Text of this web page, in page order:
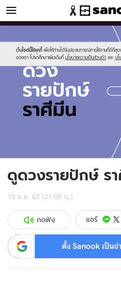
ดูดวง
เว็บไซต์นี้ใช้คุกกี้ เพื่อให้ท่านได้รับประสบการณ์การใช้งานที่ดีที่สุด
ของเรา โปรดศึกษาเพิ่มเติมที่ นโยบายความเป็นส่วนตัว และ นโ
new-
sanook.png
//s.isanook.com/ho/0/ud/fxd/fortnightly/
pisces.jpg
ดูดวงรายปักษ์ ร
15 ม.ค. 63 (21:00 น.)
กดฟัง แชร์
ตั้ง Sanook เป็น